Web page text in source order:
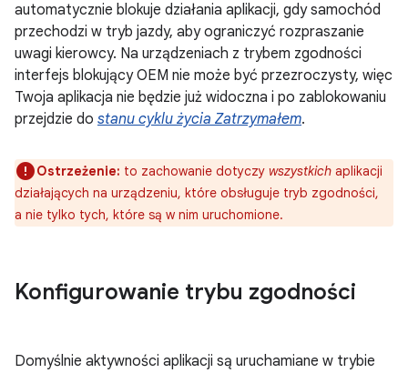
automatycznie blokuje działania aplikacji, gdy samochód
przechodzi w tryb jazdy, aby ograniczyć rozpraszanie
uwagi kierowcy. Na urządzeniach z trybem zgodności
interfejs blokujący OEM nie może być przezroczysty, więc
Twoja aplikacja nie będzie już widoczna i po zablokowaniu
przejdzie do stanu cyklu życia Zatrzymałem.
Ostrzeżenie: to zachowanie dotyczy wszystkich aplikacji
działających na urządzeniu, które obsługuje tryb zgodności,
a nie tylko tych, które są w nim uruchomione.
Konfigurowanie trybu zgodności
Domyślnie aktywności aplikacji są uruchamiane w trybie